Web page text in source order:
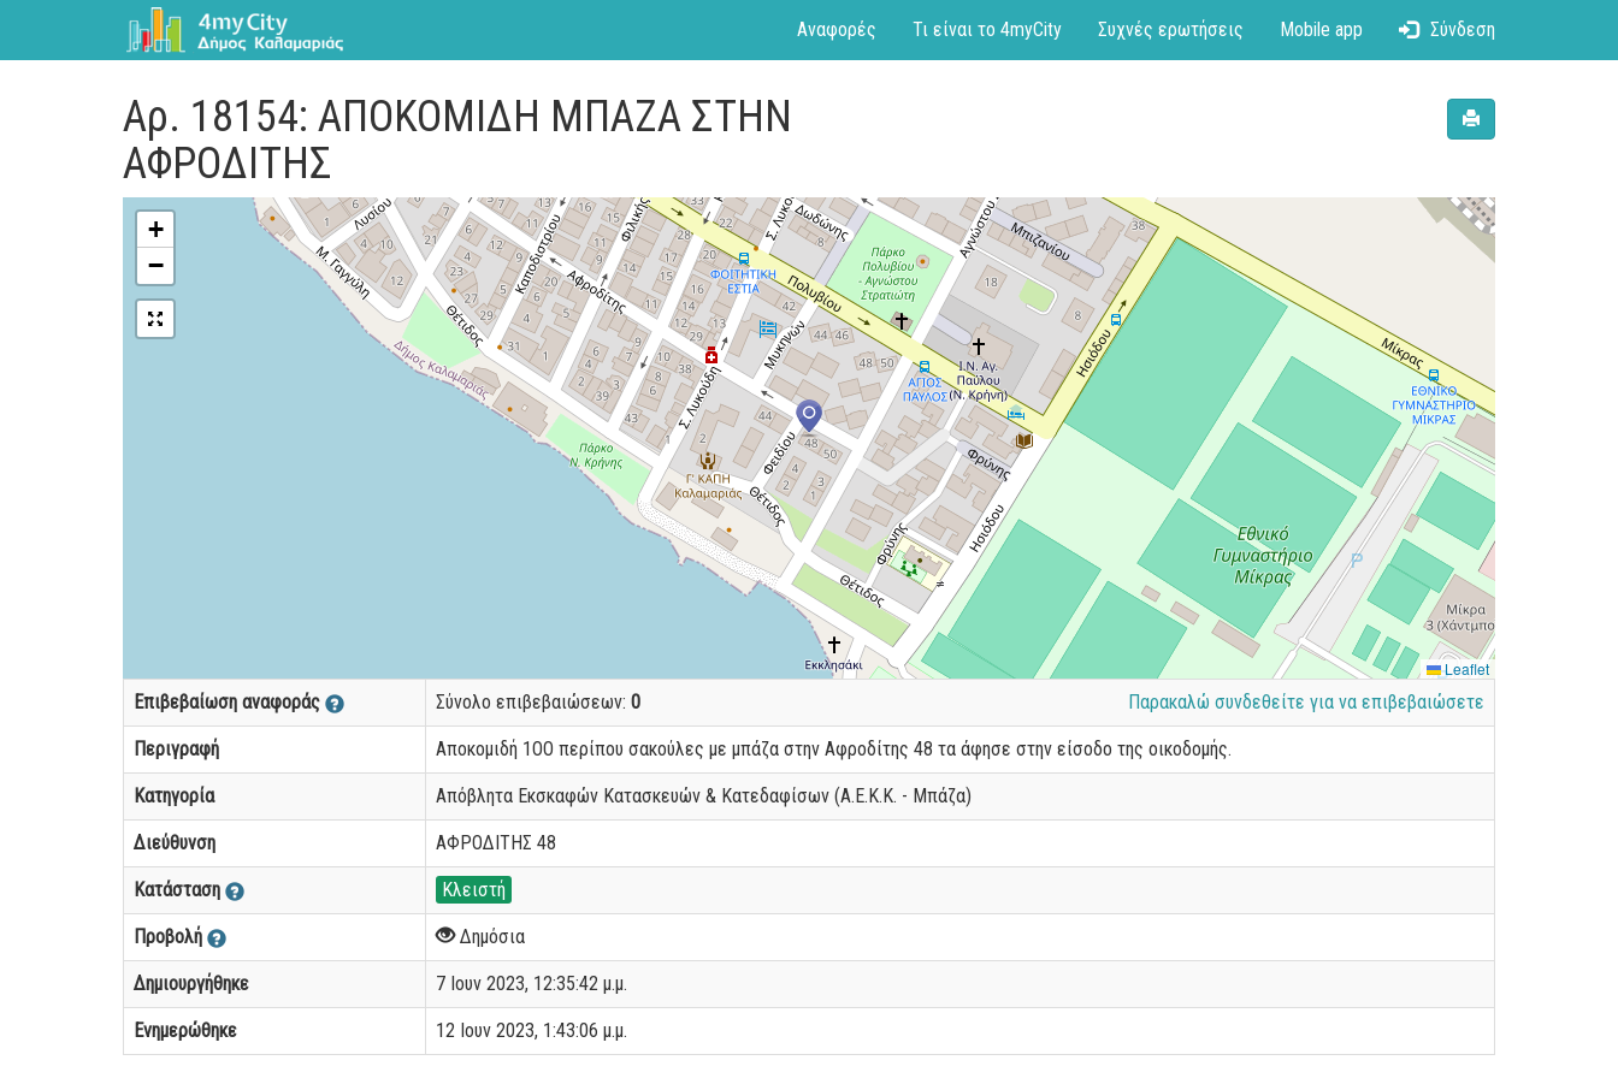
Αναφορές Τι είναι το 4myCity Συχνές ερωτήσεις Mobile app Σύνδεση
Αρ. 18154: ΑΠΟΚΟΜΙΔΗ ΜΠΑΖΑ ΣΤΗΝ
ΑΦΡΟΔΙΤΗΣ
+
−
Leaflet
Επιβεβαίωση αναφοράς Σύνολο επιβεβαιώσεων: 0 Παρακαλώ συνδεθείτε για να επιβεβαιώσετε
Περιγραφή Αποκομιδή 1ΟΟ περίπου σακούλες με μπάζα στην Αφροδίτης 48 τα άφησε στην είσοδο της οικοδομής.
Κατηγορία Απόβλητα Εκσκαφών Κατασκευών & Κατεδαφίσων (Α.Ε.Κ.Κ. - Μπάζα)
Διεύθυνση ΑΦΡΟΔΙΤΗΣ 48
Κατάσταση Κλειστή
Προβολή Δημόσια
Δημιουργήθηκε 7 Ιουν 2023, 12:35:42 μ.μ.
Ενημερώθηκε 12 Ιουν 2023, 1:43:06 μ.μ.